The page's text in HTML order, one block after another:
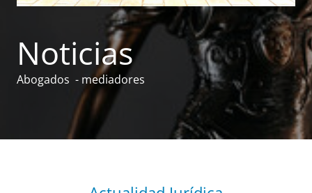
Noticias
Abogados - mediadores